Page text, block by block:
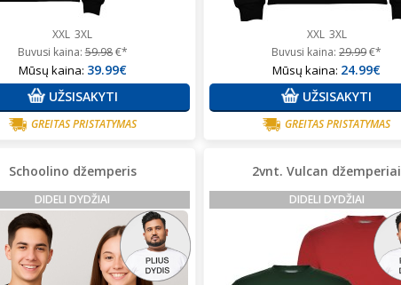
XXL 3XL
Buvusi kaina:59.98€*
Mūsų kaina: 39.99€
UŽSISAKYTI
GREITAS PRISTATYMAS
XXL 3XL
Buvusi kaina:29.99€*
Mūsų kaina: 24.99€
UŽSISAKYTI
GREITAS PRISTATYMAS
Schoolino džemperis
DIDELI DYDŽIAI
2vnt. Vulcan džemperiai
DIDELI DYDŽIAI